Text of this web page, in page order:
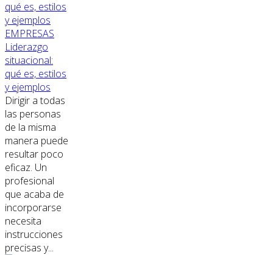
EMPRESAS
Liderazgo
situacional:
qué es, estilos
y ejemplos
Dirigir a todas
las personas
de la misma
manera puede
resultar poco
eficaz. Un
profesional
que acaba de
incorporarse
necesita
instrucciones
precisas y...